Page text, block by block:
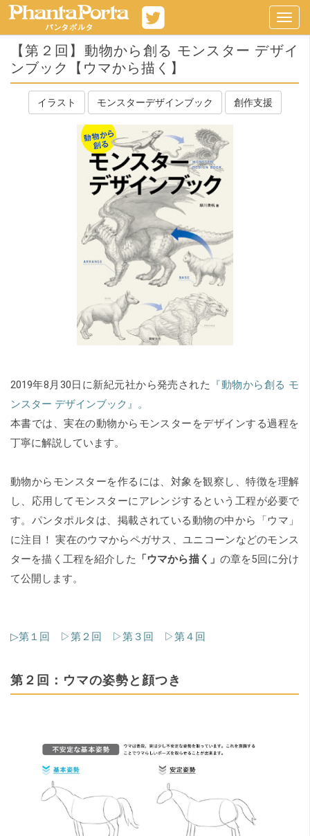
【第２回】動物から創る モンスター デザイ
ンブック【ウマから描く】
イラスト モンスターデザインブック 創作支援
2019年8月30日に新紀元社から発売された
『動物から創る モ
ンスター デザインブック』
。
本書では、実在の動物からモンスターをデザインする過程を
丁寧に解説しています。
動物からモンスターを作るには、対象を観察し、特徴を理解
し、応用してモンスターにアレンジするという工程が必要で
す。パンタポルタは、掲載されている動物の中から「ウマ」
に注目！ 実在のウマからペガサス、ユニコーンなどのモンス
ターを描く工程を紹介した 「ウマから描く」 の章を5回に分け
て公開します。
▷第１回 ▷第２回 ▷第３回 ▷第４回
第２回：ウマの姿勢と顔つき